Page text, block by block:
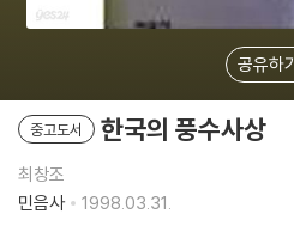
공유하기
중고도서 한국의 풍수사상
최창조
민음사
1998.03.31.